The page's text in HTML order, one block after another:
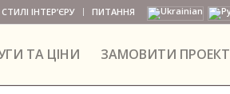
СТИЛІ ІНТЕР’ЄРУ ПИТАННЯ
ТА ЦІНИ ЗАМОВИТИ ПРОЕКТ